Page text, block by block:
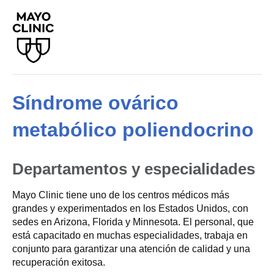
Síndrome ovárico
metabólico poliendocrino
Departamentos y especialidades
Mayo Clinic tiene uno de los centros médicos más
grandes y experimentados en los Estados Unidos, con
sedes en Arizona, Florida y Minnesota. El personal, que
está capacitado en muchas especialidades, trabaja en
conjunto para garantizar una atención de calidad y una
recuperación exitosa.